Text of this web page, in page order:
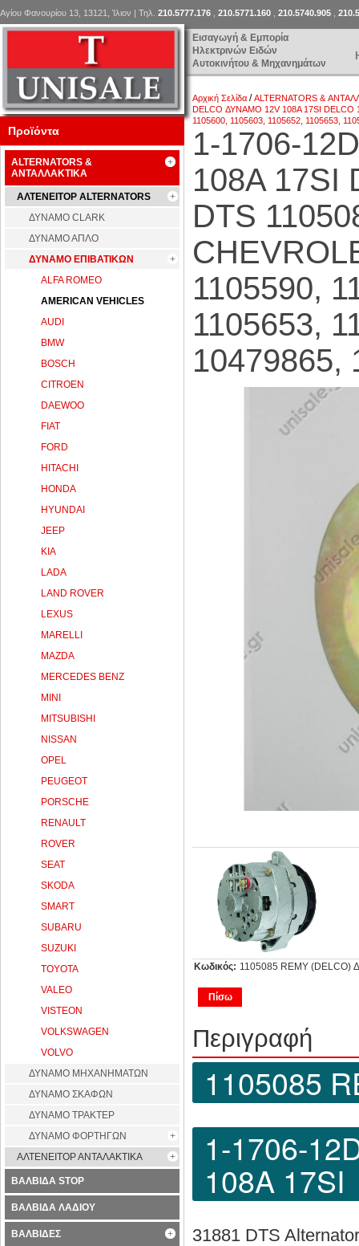
Εισαγωγή & Εμπορία
Ηλεκτρινών Ειδών
Αυτοκινήτου & Μηχανημάτων
Αγίου Φανουρίου 13, 13121, Ίλιον | Τηλ. 210.5777.176 210.5771.160 210.5740.905
Αρχική Σελίδα /ALTERNATORS &
DELCO ΔΥΝΑΜΟ 12V 108A 17SI DELCO
1105600, 1105603, 1105652, 1105653,
1-1706-
108A 17SI
DTS
1105590,
1105653,
10479865,
Κωδικός: 1105085 REMY (DELCO)
Πίσω
Περιγραφή
1105085
1-1706-
108A
31881 DTS
Προϊόντα
ALTERNATORS &
ΑΝΤΑΛΛΑΚΤΙΚΑ
ΑΛΤΕΝΕΙΤΟΡ ALTERNATORS
ΔΥΝΑΜΟ CLARK
ΔΥΝΑΜΟ ΑΠΛΟ
ΔΥΝΑΜΟ ΕΠΙΒΑΤΙΚΩΝ
ALFA ROMEO
AMERICAN VEHICLES
AUDI
BMW
BOSCH
CITROEN
DAEWOO
FIAT
FORD
HITACHI
HONDA
HYUNDAI
JEEP
KIA
LADA
LAND ROVER
LEXUS
MARELLI
MAZDA
MERCEDES BENZ
MINI
MITSUBISHI
NISSAN
OPEL
PEUGEOT
PORSCHE
RENAULT
ROVER
SEAT
SKODA
SMART
SUBARU
SUZUKI
TOYOTA
VALEO
VISTEON
VOLKSWAGEN
VOLVO
ΔΥΝΑΜΟ ΜΗΧΑΝΗΜΑΤΩΝ
ΔΥΝΑΜΟ ΣΚΑΦΩΝ
ΔΥΝΑΜΟ ΤΡΑΚΤΕΡ
ΔΥΝΑΜΟ ΦΟΡΤΗΓΩΝ
ΑΛΤΕΝΕΙΤΟΡ ΑΝΤΑΛΑΚΤΙΚΑ
ΒΑΛΒΙΔΑ STOP
ΒΑΛΒΙΔΑ ΛΑΔΙΟΥ
ΒΑΛΒΙΔΕΣ